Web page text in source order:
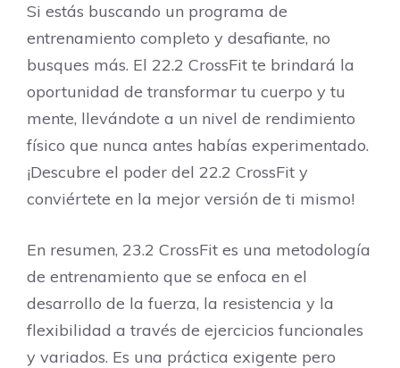
Si estás buscando un programa de
entrenamiento completo y desafiante, no
busques más. El 22.2 CrossFit te brindará la
oportunidad de transformar tu cuerpo y tu
mente, llevándote a un nivel de rendimiento
físico que nunca antes habías experimentado.
¡Descubre el poder del 22.2 CrossFit y
conviértete en la mejor versión de ti mismo!
En resumen, 23.2 CrossFit es una metodología
de entrenamiento que se enfoca en el
desarrollo de la fuerza, la resistencia y la
flexibilidad a través de ejercicios funcionales
y variados. Es una práctica exigente pero